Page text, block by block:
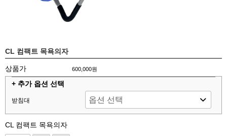
CL 컴팩트 목욕의자
상품가 600,000원
+ 추가 옵션 선택
받침대
CL 컴팩트 목욕의자